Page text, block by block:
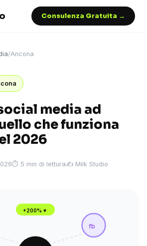
Consulenza Gratuita →
/Ancona
media ad
che funziona
2026
⏱ 5 min di lettura✍️ Milk Studio
fb
+200% ♥